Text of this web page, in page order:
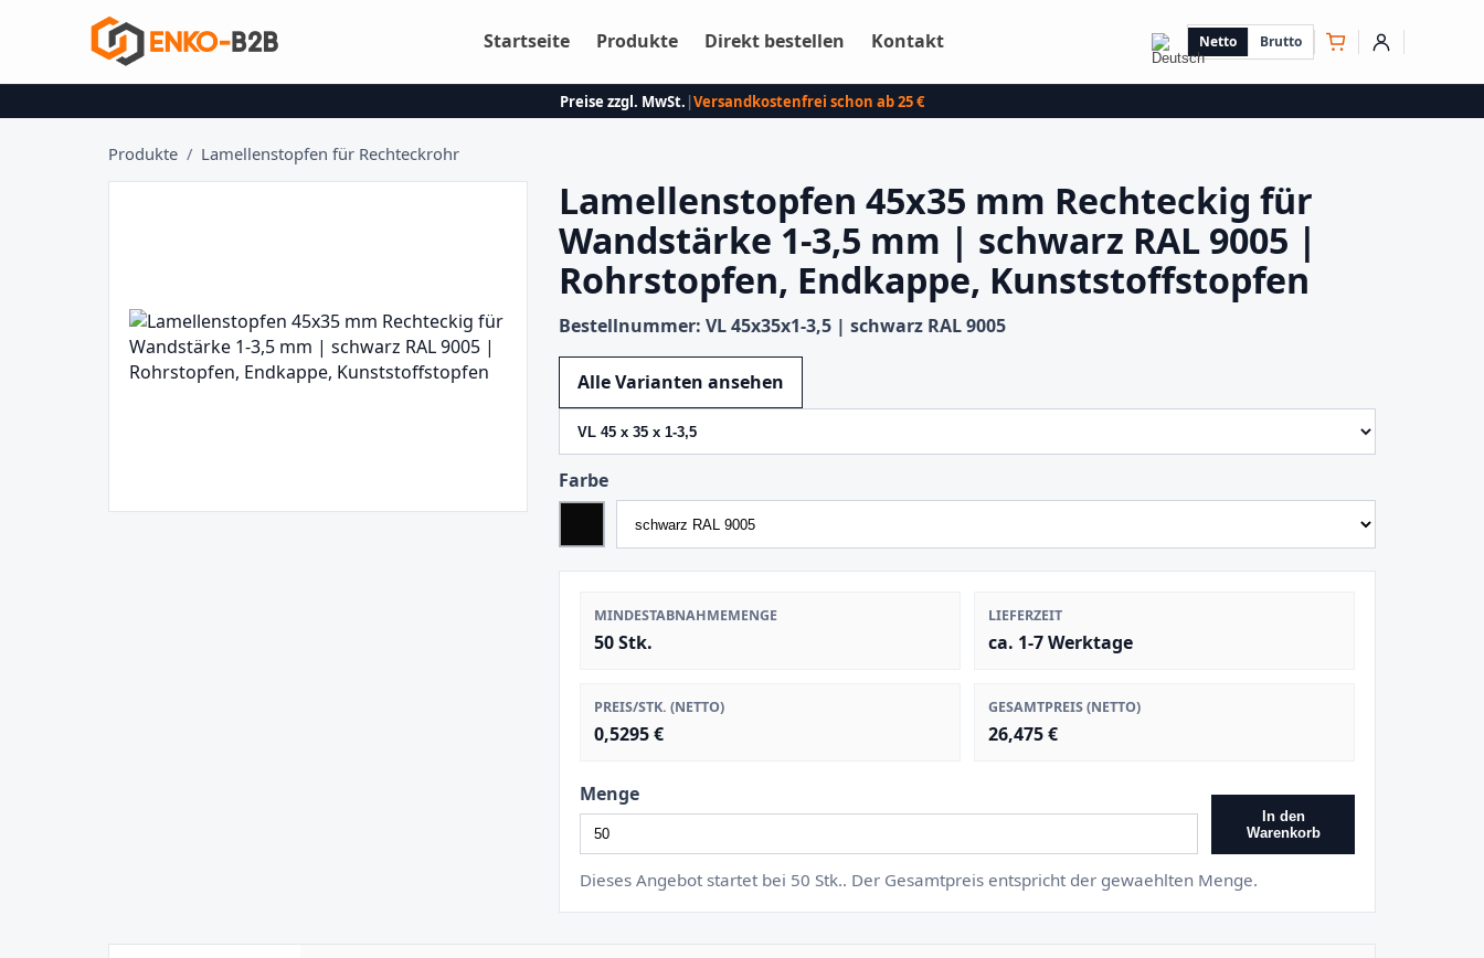
Startseite Produkte Direkt bestellen Kontakt Netto Brutto
Preise zzgl. MwSt. |Versandkostenfrei schon ab 25 €
Produkte / Lamellenstopfen für Rechteckrohr
Lamellenstopfen 45x35 mm Rechteckig für
Wandstärke 1-3,5 mm | schwarz RAL 9005 |
Rohrstopfen, Endkappe, Kunststoffstopfen
Bestellnummer: VL 45x35x1-3,5 | schwarz RAL 9005
Alle Varianten ansehen
Farbe
MINDESTABNAHMEMENGE
50 Stk.
LIEFERZEIT
ca. 1-7 Werktage
PREIS/STK. (NETTO)
0,5295 €
GESAMTPREIS (NETTO)
26,475 €
Menge
In den
Warenkorb
Dieses Angebot startet bei 50 Stk.. Der Gesamtpreis entspricht der gewaehlten Menge.